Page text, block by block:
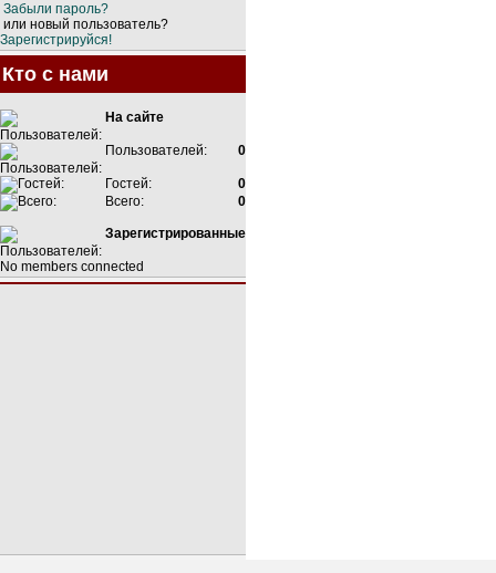
Забыли пароль?
или новый пользователь?
Зарегистрируйся!
Кто с нами
На сайте
Пользователей: 0
Гостей:
0
Всего:
0
Зарегистрированные
No members connected